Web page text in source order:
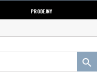
PRODEJNY
